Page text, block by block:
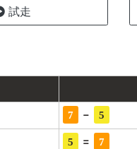
試走
7 - 5
5 = 7